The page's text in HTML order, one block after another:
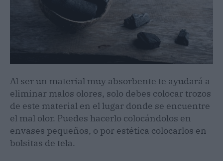
Al ser un material muy absorbente te ayudará a
eliminar malos olores, solo debes colocar trozos
de este material en el lugar donde se encuentre
el mal olor. Puedes hacerlo colocándolos en
envases pequeños, o por estética colocarlos en
bolsitas de tela.